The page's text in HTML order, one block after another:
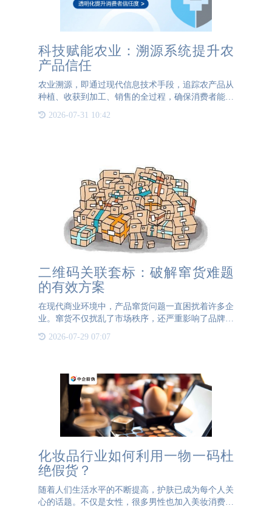
科技赋能农业：溯源系统提升农
产品信任
农业溯源，即通过现代信息技术手段，追踪农产品从
种植、收获到加工、销售的全过程，确保消费者能够
了解产品的真实来源和质量状况。这一举措不仅有助
于提高农产品的安全性和可信度，还能促进农业产业
2026-07-31 10:42
二维码关联套标：破解窜货难题
的有效方案
在现代商业环境中，产品窜货问题一直困扰着许多企
业。窜货不仅扰乱了市场秩序，还严重影响了品牌的
企业开始采用先进的防窜货技术，其中防窜货二维
2026-07-29 07:07
化妆品行业如何利用一物一码杜
绝假货？
随着人们生活水平的不断提高，护肤已成为每个人关
心的话题。不仅是女性，很多男性也加入美妆消费领